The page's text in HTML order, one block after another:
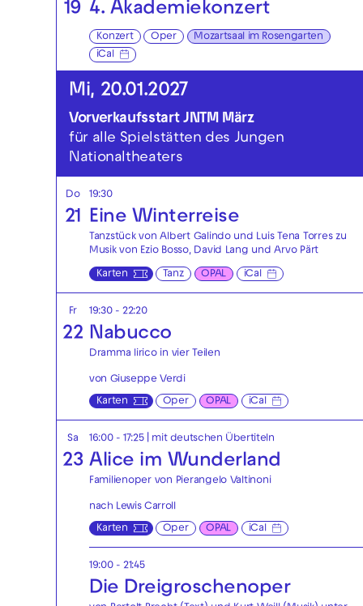
19 4. Akademiekonzert
Konzert Oper
Mozartsaal im Rosengarten
iCal
Mi, 20.01.2027
Vorverkaufsstart JNTM März
für alle Spielstätten des Jungen
Nationaltheaters
Do
21
19:30
Eine Winterreise
Tanzstück von Albert Galindo und Luis Tena Torres zu
Musik von Ezio Bosso, David Lang und Arvo Pärt
Karten Tanz OPAL iCal
Fr
22
19:30 - 22:20
Nabucco
Dramma lirico in vier Teilen
von Giuseppe Verdi
Karten Oper OPAL iCal
Sa
23
16:00 - 17:25| mit deutschen Übertiteln
Alice im Wunderland
Familienoper von Pierangelo Valtinoni
nach Lewis Carroll
Karten Oper OPAL iCal
19:00 - 21:45
Die Drei­groschen­oper